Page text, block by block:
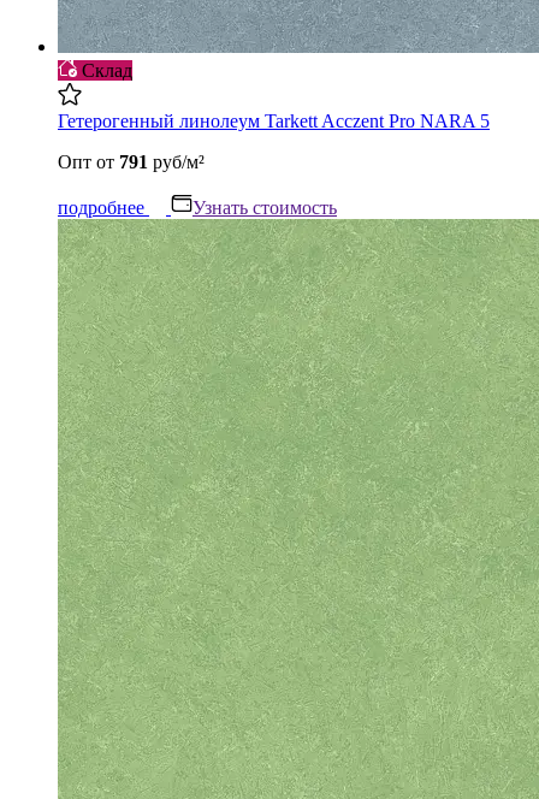
Склад
Гетерогенный линолеум Tarkett Acczent Pro NARA 5
Опт от 791 руб/м²
подробнее Узнать стоимость